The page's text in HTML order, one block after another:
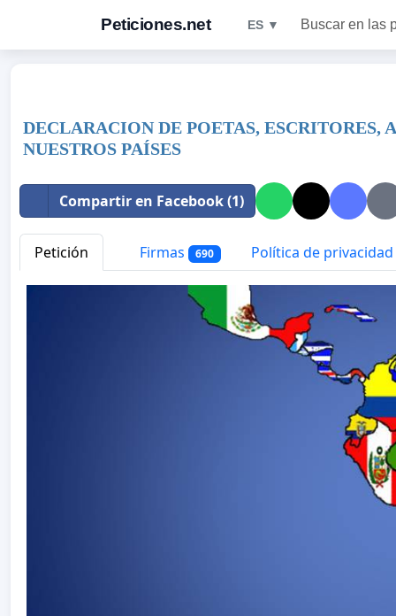
Peticiones.net ES ▼ Buscar en las
DECLARACION DE POETAS, ESCRITORES,
NUESTROS PAÍSES
Compartir en Facebook (1)
Petición Firmas 690 Política de privacidad